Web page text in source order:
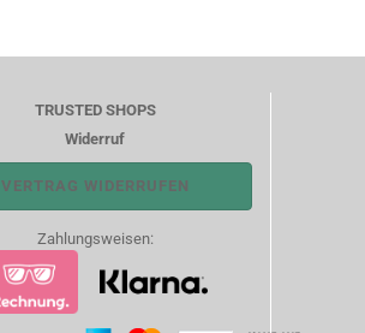
TRUSTED SHOPS
Widerruf
VERTRAG WIDERRUFEN
Zahlungsweisen: